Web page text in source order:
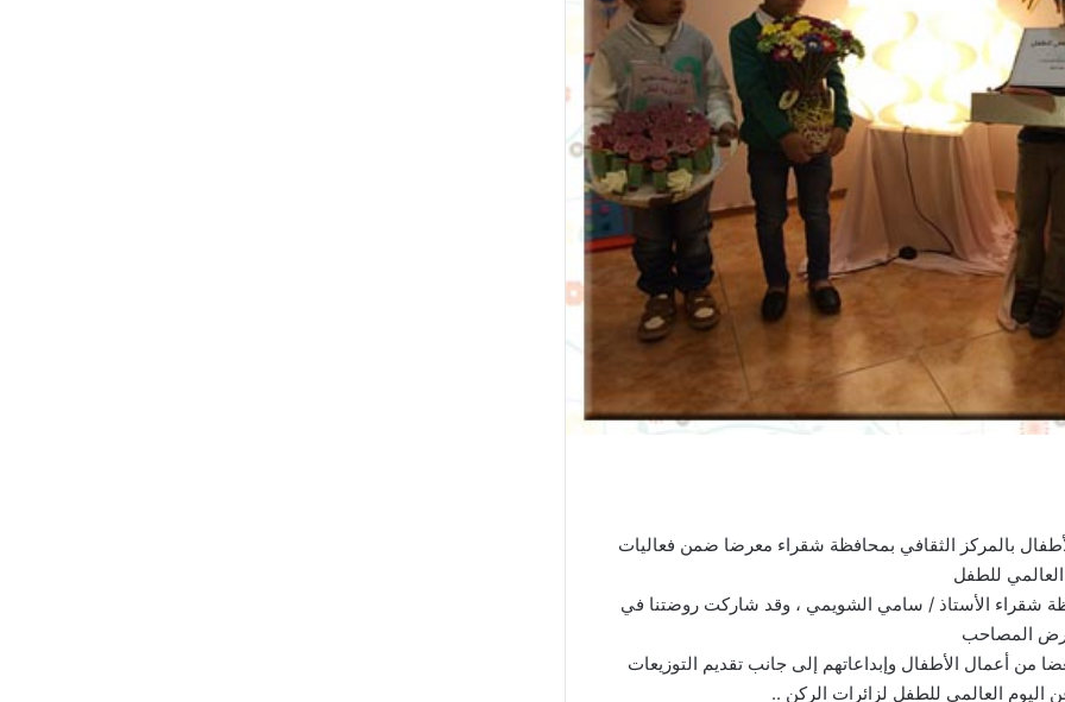
بالمركز الثقافي بمحافظة شقراء معرضا ضمن فعاليات
العالمي للطفل
التعليم بمحافظة شقراء الأستاذ / سامي الشويمي ، وقد شاركت روضتنا في
المصاحب
أعمال الأطفال وإبداعاتهم إلى جانب تقديم التوزيعات
العالمي للطفل لزائرات الركن ..